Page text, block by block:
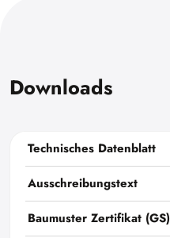
Downloads
Technisches Datenblatt
Ausschreibungstext
Baumuster Zertifikat (GS)